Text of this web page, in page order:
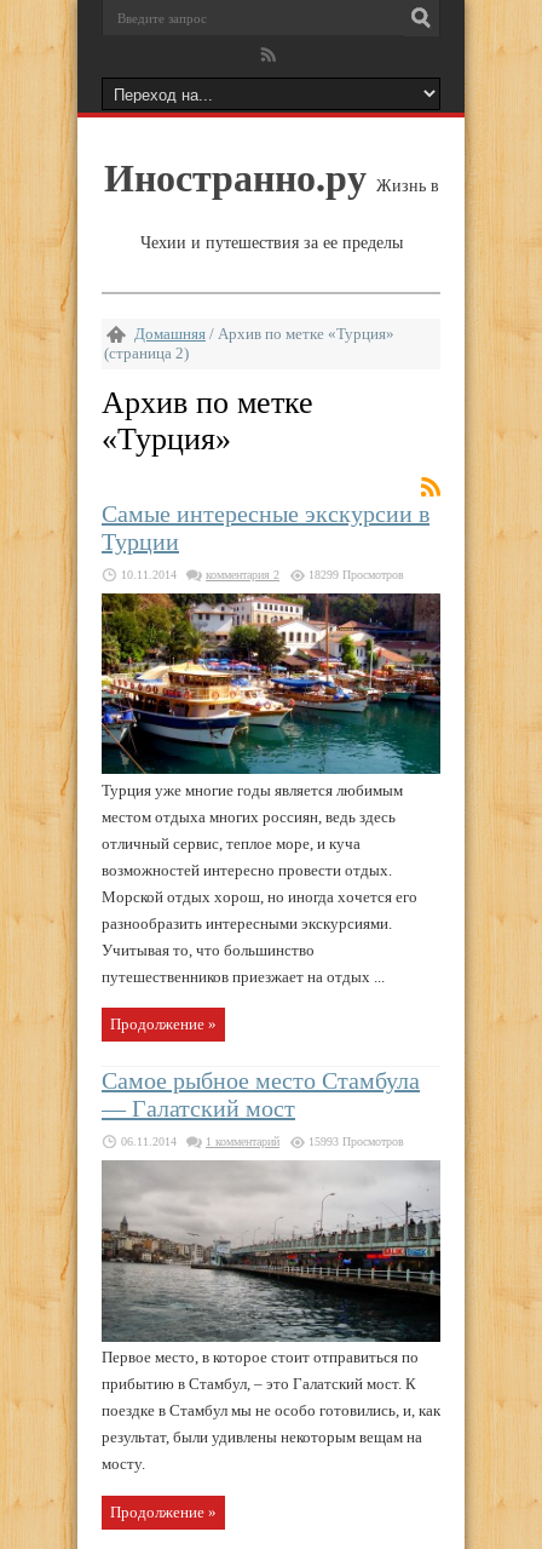
Иностранно.ру Жизнь в
Чехии и путешествия за ее пределы
Домашняя / Архив по метке «Турция»
(страница 2)
Архив по метке
«Турция»
Самые интересные экскурсии в
Турции
10.11.2014 комментария 2 18299 Просмотров
Турция уже многие годы является любимым
местом отдыха многих россиян, ведь здесь
отличный сервис, теплое море, и куча
возможностей интересно провести отдых.
Морской отдых хорош, но иногда хочется его
разнообразить интересными экскурсиями.
Учитывая то, что большинство
путешественников приезжает на отдых ...
Продолжение »
Самое рыбное место Стамбула
— Галатский мост
06.11.2014 1 комментарий 15993 Просмотров
Первое место, в которое стоит отправиться по
прибытию в Стамбул, – это Галатский мост. К
поездке в Стамбул мы не особо готовились, и, как
результат, были удивлены некоторым вещам на
мосту.
Продолжение »